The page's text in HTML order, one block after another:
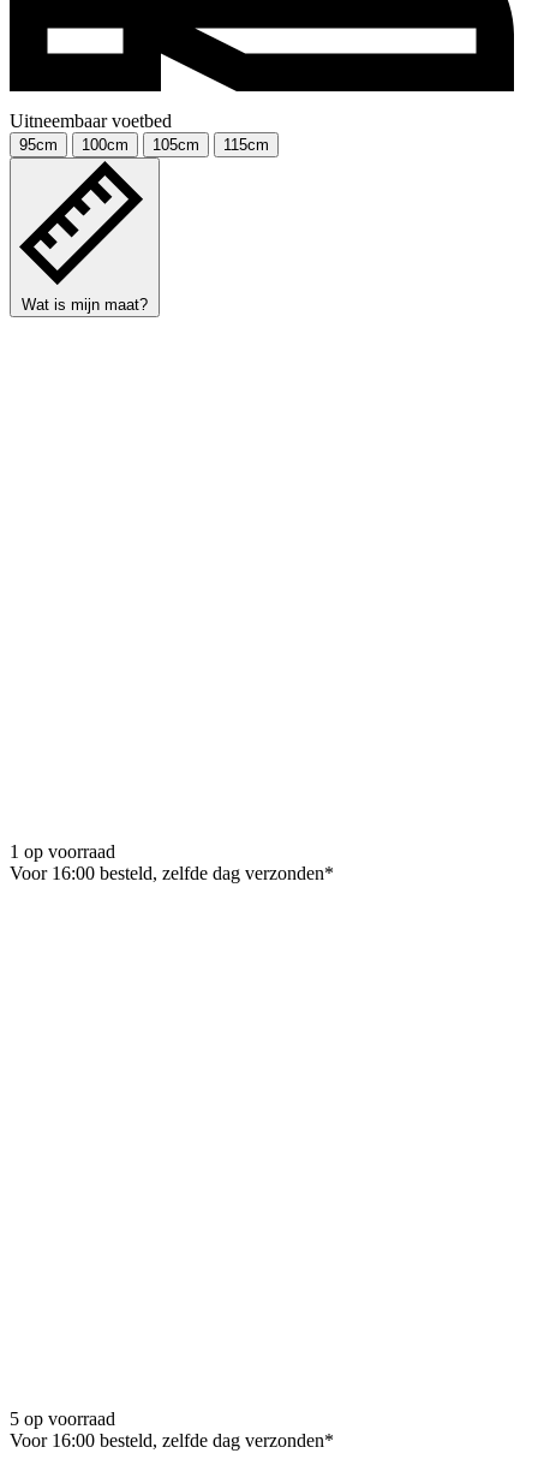
Uitneembaar voetbed
95cm 100cm 105cm 115cm
Wat is mijn maat?
1 op voorraad
Voor 16:00 besteld, zelfde dag verzonden*
5 op voorraad
Voor 16:00 besteld, zelfde dag verzonden*